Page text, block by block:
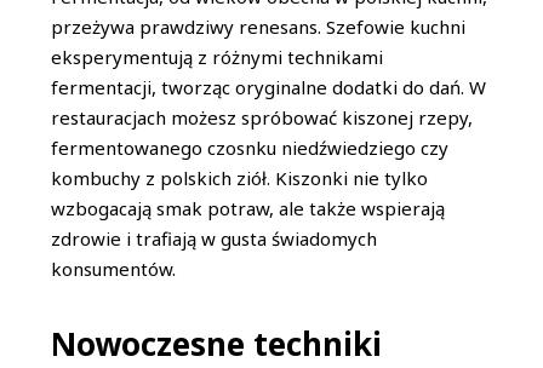
przeżywa prawdziwy renesans. Szefowie kuchni
eksperymentują z różnymi technikami
fermentacji, tworząc oryginalne dodatki do dań. W
restauracjach możesz spróbować kiszonej rzepy,
fermentowanego czosnku niedźwiedziego czy
kombuchy z polskich ziół. Kiszonki nie tylko
wzbogacają smak potraw, ale także wspierają
zdrowie i trafiają w gusta świadomych
konsumentów.
Nowoczesne techniki